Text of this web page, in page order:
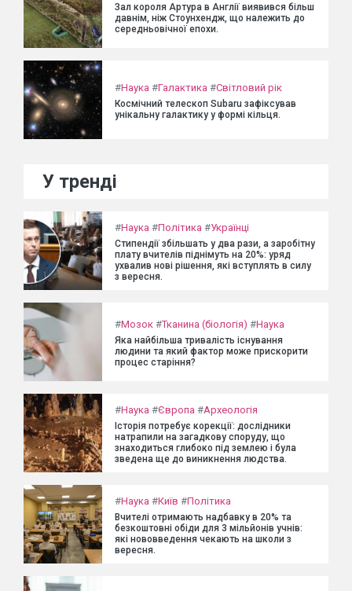
Зал короля Артура в Англії виявився більш
давнім, ніж Стоунхендж, що належить до
середньовічної епохи.
#Наука #Галактика #Світловий рік
Космічний телескоп Subaru зафіксував
унікальну галактику у формі кільця.
У тренді
#Наука #Політика #Українці
Стипендії збільшать у два рази, а заробітну
плату вчителів піднімуть на 20%: уряд
ухвалив нові рішення, які вступлять в силу
з вересня.
#Мозок #Тканина (біологія) #Наука
Яка найбільша тривалість існування
людини та який фактор може прискорити
процес старіння?
#Наука #Європа #Археологія
Історія потребує корекції: дослідники
натрапили на загадкову споруду, що
знаходиться глибоко під землею і була
зведена ще до виникнення людства.
#Наука #Київ #Політика
Вчителі отримають надбавку в 20% та
безкоштовні обіди для 3 мільйонів учнів:
які нововведення чекають на школи з
вересня.